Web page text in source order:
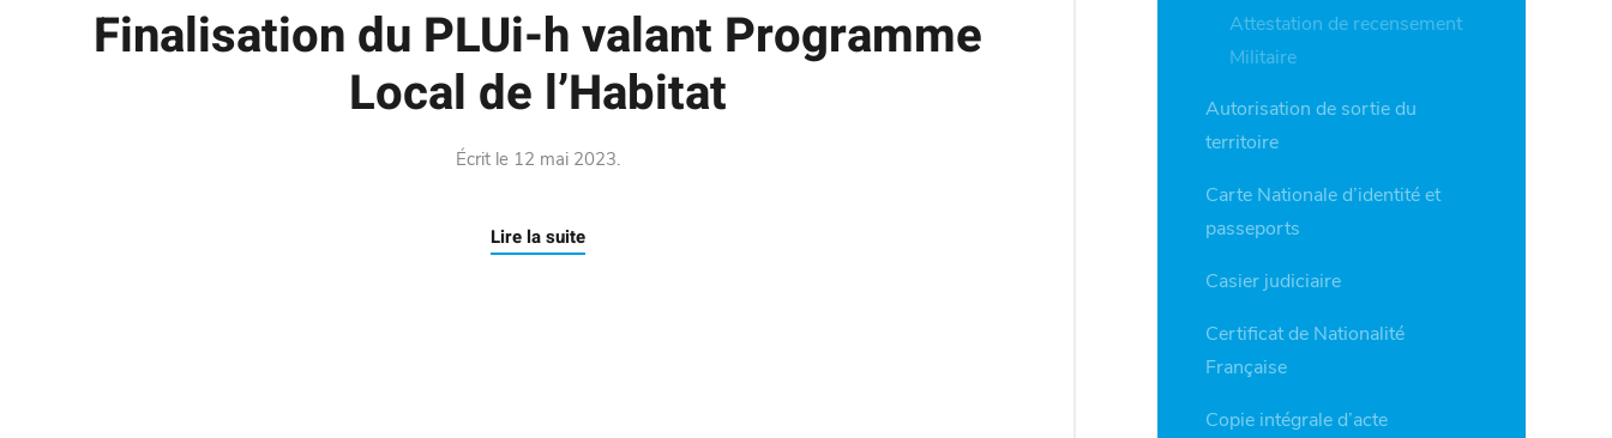
Finalisation du PLUi-h valant Programme
Local de l’Habitat
Écrit le 12 mai 2023.
Lire la suite
Attestation de recensement
Militaire
Autorisation de sortie du
territoire
Carte Nationale d’identité et
passeports
Casier judiciaire
Certificat de Nationalité
Française
Copie intégrale d’acte